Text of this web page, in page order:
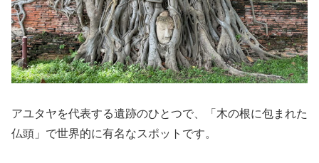
アユタヤを代表する遺跡のひとつで、「木の根に包まれた
仏頭」で世界的に有名なスポットです。